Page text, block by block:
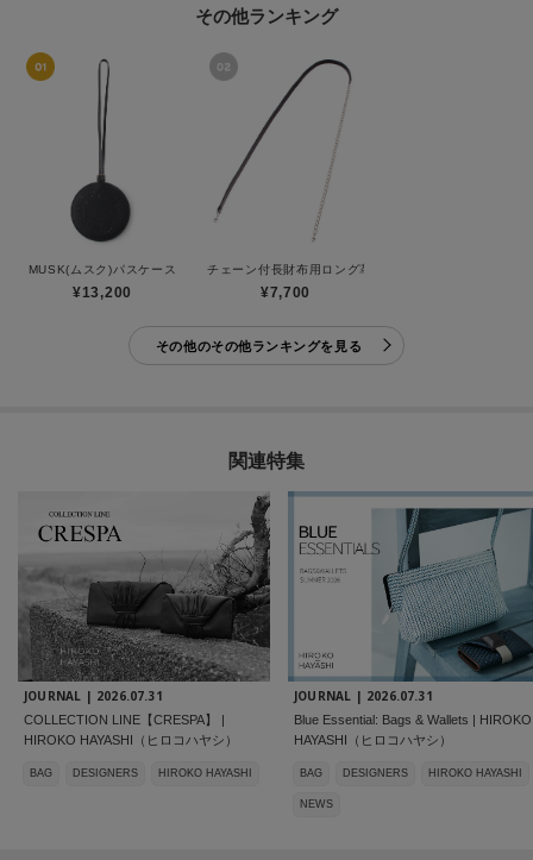
その他ランキング
MUSK(ムスク)パスケース
¥13,200
チェーン付長財布用ロング革チェーン
¥7,700
その他のその他ランキングを見る
関連特集
JOURNAL | 2026.07.31
COLLECTION LINE【CRESPA】 |
HIROKO HAYASHI（ヒロコハヤシ）
BAG DESIGNERS HIROKO HAYASHI
JOURNAL | 2026.07.31
Blue Essential: Bags & Wallets | HIROKO
HAYASHI（ヒロコハヤシ）
BAG DESIGNERS HIROKO HAYASHI
NEWS